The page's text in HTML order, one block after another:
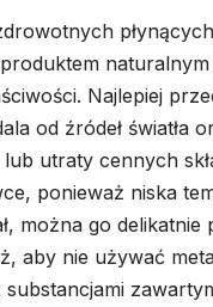
naturalnym
Najlepiej
od źródeł
utraty cennych
ponieważ niska
można go
aby nie używać